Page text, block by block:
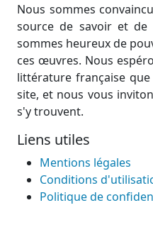
Nous sommes
source de savoir et
sommes heureux de
ces œuvres. Nous
littérature française
site, et nous vous
s'y trouvent.
Liens utiles
Mentions légales
Conditions
Politique de